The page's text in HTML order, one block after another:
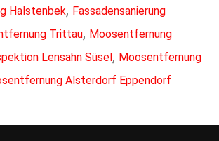
Halstenbek, Fassadensanierung
Trittau, Moosentfernung
Lensahn Süsel, Moosentfernung
Alsterdorf Eppendorf